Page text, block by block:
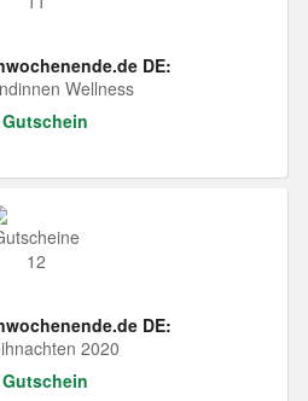
DE:
Wellness
Gutschein
DE:
2020
Gutschein